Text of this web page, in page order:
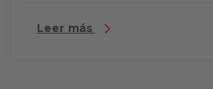
Leer más